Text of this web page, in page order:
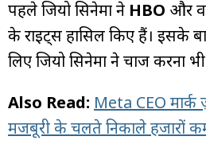
पहले जियो सिनेमा ने HBO और
के राइट्स हासिल किए हैं। इसके
लिए जियो सिनेमा ने चार्ज करना
Also Read: Meta CEO मार्क
मजबूरी के चलते निकाले हजारों